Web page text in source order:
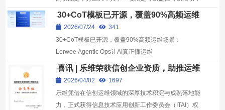
从而降低其发生率
30+CoT模板已开源，覆盖90%高频运维
场景：Lerwee Agentic Ops让AI真正懂
运维
2026/07/24
341
30+CoT模板已开源，覆盖90%高频运维场景：
Lerwee Agentic Ops让AI真正懂运维
喜讯 | 乐维荣获信创企业资质，助推运维
智能化发展！
2026/04/02
1697
乐维凭借在信创运维领域的深厚技术积淀与成熟落地能
力，正式获得信息技术应用创新工作委员会（ITAI）权